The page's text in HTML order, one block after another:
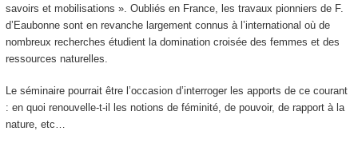
savoirs et mobilisations ». Oubliés en France, les travaux pionniers de F.
d’Eaubonne sont en revanche largement connus à l’international où de
nombreux recherches étudient la domination croisée des femmes et des
ressources naturelles.
Le séminaire pourrait être l’occasion d’interroger les apports de ce courant
: en quoi renouvelle-t-il les notions de féminité, de pouvoir, de rapport à la
nature, etc…